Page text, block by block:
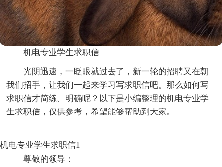
机电专业学生求职信
光阴迅速，一眨眼就过去了，新一轮的招聘又在朝
我们招手，让我们一起来学习写求职信吧。那么如何写
求职信才简练、明确呢？以下是小编整理的机电专业学
生求职信，仅供参考，希望能够帮助到大家。
机电专业学生求职信1
尊敬的领导：